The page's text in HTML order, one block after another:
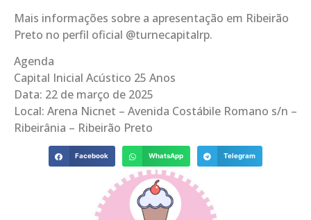
Mais informações sobre a apresentação em Ribeirão
Preto no perfil oficial @turnecapitalrp.
Agenda
Capital Inicial Acústico 25 Anos
Data: 22 de março de 2025
Local: Arena Nicnet – Avenida Costábile Romano s/n –
Ribeirânia – Ribeirão Preto
Facebook WhatsApp Telegram